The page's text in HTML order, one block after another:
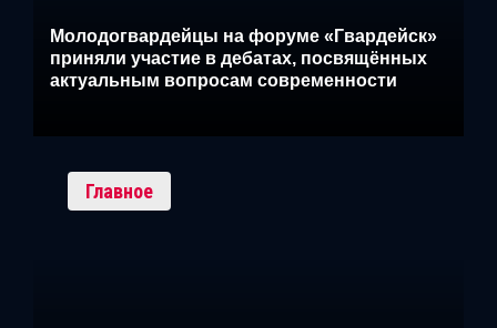
Молодогвардейцы на форуме «Гвардейск»
приняли участие в дебатах, посвящённых
актуальным вопросам современности
Главное